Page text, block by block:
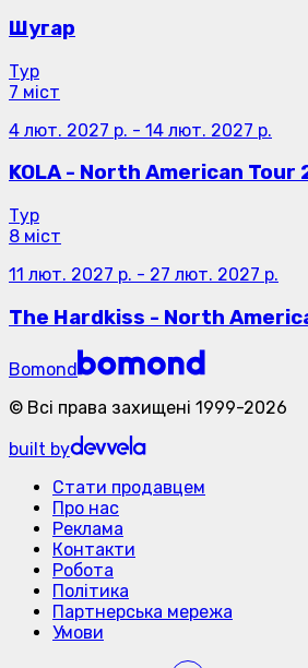
Шугар
Тур
7 міст
4 лют. 2027 р. - 14 лют. 2027 р.
KOLA - North American Tour
Тур
8 міст
11 лют. 2027 р. - 27 лют. 2027 р.
The Hardkiss - North
Bomond
© Всі права захищені 1999-2026
built by
Стати продавцем
Про нас
Реклама
Контакти
Робота
Політика
Партнерська мережа
Умови